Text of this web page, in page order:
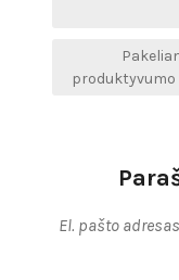
El. pašto